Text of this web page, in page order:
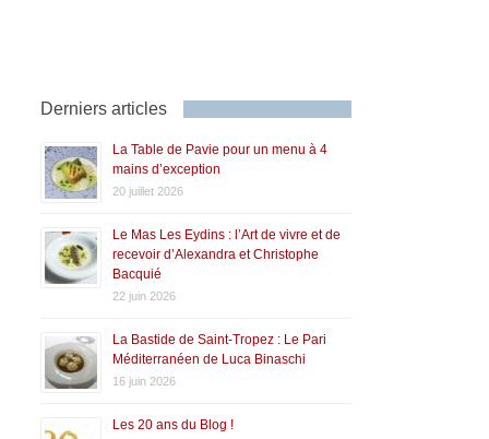
Derniers articles
La Table de Pavie pour un menu à 4
mains d’exception
20 juillet 2026
Le Mas Les Eydins : l’Art de vivre et de
recevoir d’Alexandra et Christophe
Bacquié
22 juin 2026
La Bastide de Saint-Tropez : Le Pari
Méditerranéen de Luca Binaschi
16 juin 2026
Les 20 ans du Blog !